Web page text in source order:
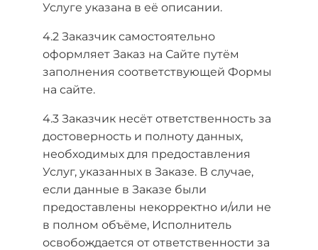
Услуге указана в её описании.
4.2 Заказчик самостоятельно
оформляет Заказ на Сайте путём
заполнения соответствующей Формы
на сайте.
4.3 Заказчик несёт ответственность за
достоверность и полноту данных,
необходимых для предоставления
Услуг, указанных в Заказе. В случае,
если данные в Заказе были
предоставлены некорректно и/или не
в полном объёме, Исполнитель
освобождается от ответственности за